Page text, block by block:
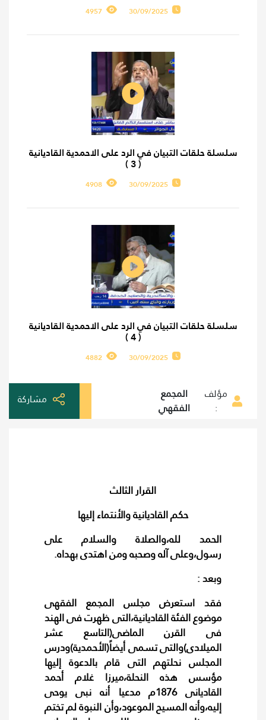
30/09/2025
4957
سلسلة حلقات التبيان في الرد على الاحمدية القاديانية
( 3 )
30/09/2025
4908
سلسلة حلقات التبيان في الرد على الاحمدية القاديانية
( 4 )
30/09/2025
4882
مؤلف
:
المجمع
الفقهي
مشاركة
القرار الثالث
حكم القاديانية والأنتماء إليها
الحمد لله،والصلاة والسلام على
رسول،وعلى آله وصحبه ومن اهتدى بهداه.
وبعد :
فقد استعرض مجلس المجمع الفقهى
موضوع الفئة القاديانية،التى ظهرت فى الهند
فى القرن الماضى(التاسع عشر
الميلادى)والتى تسمى أيضاً(الأحمدية)ودرس
المجلس نحلتهم التى قام بالدعوة إليها
مؤسس هذه النحلة،ميرزا غلام أحمد
القاديانى 1876م مدعيا أنه نبى يوحى
إليه،وأنه المسيح الموعود،وأن النبوة لم تختم